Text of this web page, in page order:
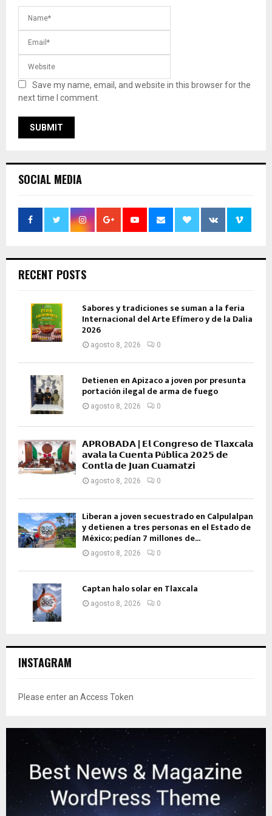
Save my name, email, and website in this browser for the
next time I comment.
SOCIAL MEDIA
RECENT POSTS
Sabores y tradiciones se suman a la feria
Internacional del Arte Efímero y de la Dalia
2026
agosto 8, 2026 0
Detienen en Apizaco a joven por presunta
portación ilegal de arma de fuego
agosto 8, 2026 0
𝗔𝗣𝗥𝗢𝗕𝗔𝗗𝗔 | 𝗘𝗹 𝗖𝗼𝗻𝗴𝗿𝗲𝘀𝗼 𝗱𝗲 𝗧𝗹𝗮𝘅𝗰𝗮𝗹𝗮
𝗮𝘃𝗮𝗹𝗮 𝗹𝗮 𝗖𝘂𝗲𝗻𝘁𝗮 𝗣ú𝗯𝗹𝗶𝗰𝗮 𝟮𝟬𝟮𝟱 𝗱𝗲
𝗖𝗼𝗻𝘁𝗹𝗮 𝗱𝗲 𝗝𝘂𝗮𝗻 𝗖𝘂𝗮𝗺𝗮𝘁𝘇𝗶
agosto 8, 2026 0
Liberan a joven secuestrado en Calpulalpan
y detienen a tres personas en el Estado de
México; pedían 7 millones de...
agosto 8, 2026 0
Captan halo solar en Tlaxcala
agosto 8, 2026 0
INSTAGRAM
Please enter an Access Token